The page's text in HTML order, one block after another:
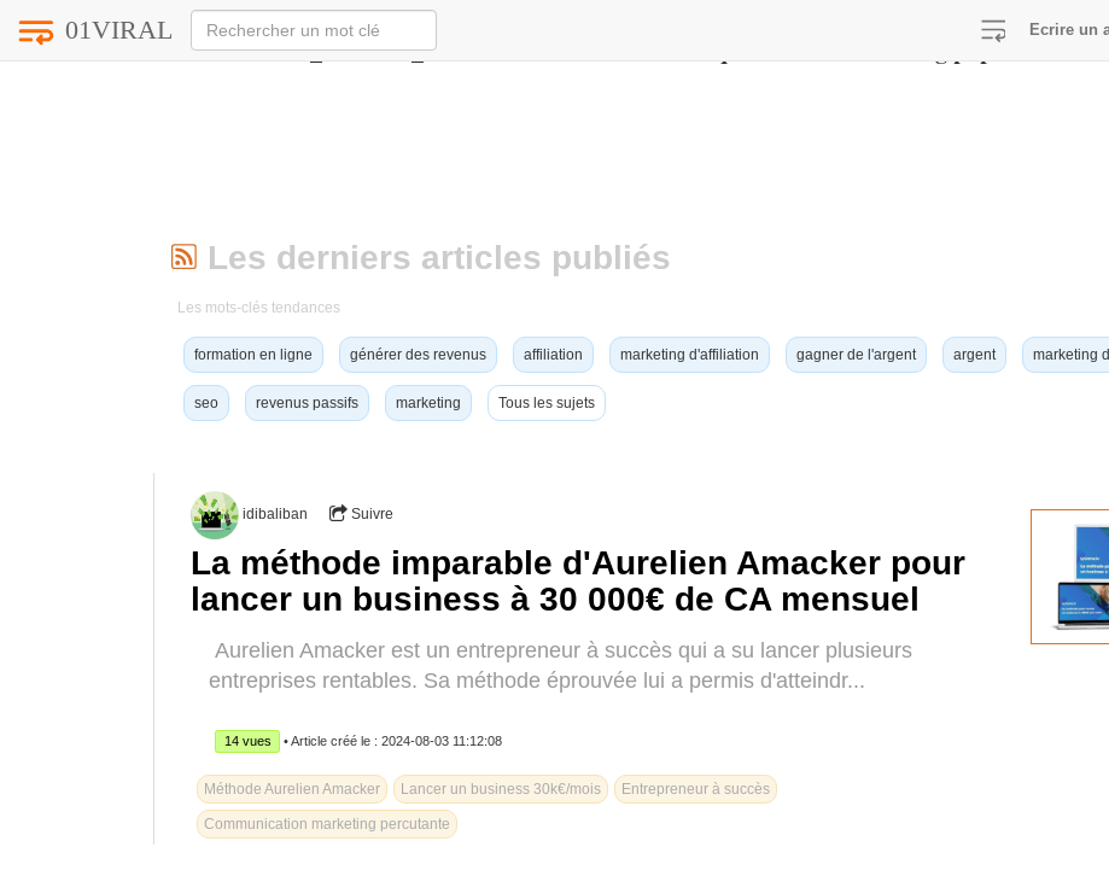
Notice : Undefined index: HTTP_ACCEPT_LANGUAGE in /home/viralcq/www/lib/switch-lang.phpon line
01VIRAL Ecrire un
Les derniers articles publiés
Les mots-clés tendances
formation en ligne générer des revenus affiliation marketing d'affiliation gagner de l'argent argent marketing
seo revenus passifs marketing Tous les sujets
idibaliban Suivre
La méthode imparable d'Aurelien Amacker pour
lancer un business à 30 000€ de CA mensuel
Aurelien Amacker est un entrepreneur à succès qui a su lancer plusieurs
entreprises rentables. Sa méthode éprouvée lui a permis d'atteindr...
14 vues • Article créé le : 2024-08-03 11:12:08
Méthode Aurelien Amacker Lancer un business 30k€/mois Entrepreneur à succès
Communication marketing percutante